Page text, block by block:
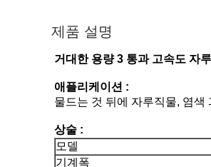
제품 설명
거대한 용량 3 통과 고속도 자
애플리케이션 :
물드는 것 뒤에 자루직물, 염
상술 :
모델
기계폭